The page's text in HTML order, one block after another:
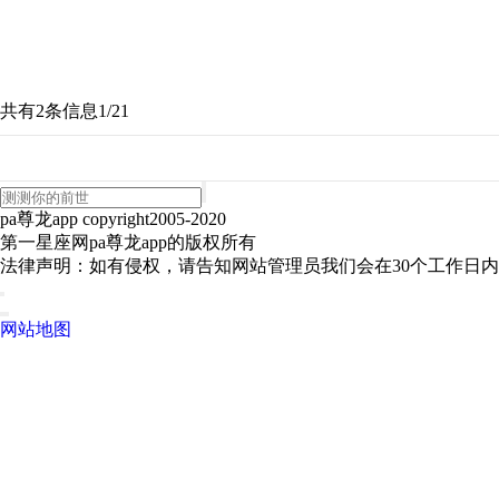
共有2条信息1/21
pa尊龙app copyright2005-2020
第一星座网pa尊龙app的版权所有
法律声明：如有侵权，请告知网站管理员我们会在30个工作日
网站地图